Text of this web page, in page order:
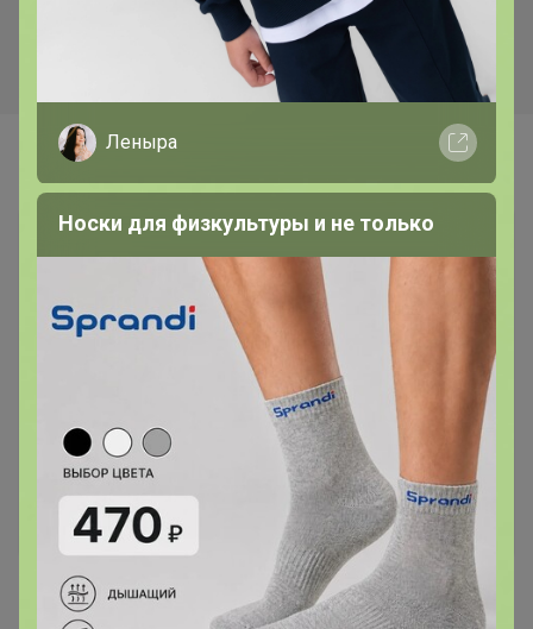
Юбка 6004/1
Самые желанные
3 240р
MIXAN 2060
2 728р
MIXAN Джемпер 2058
Леныра
Носки для физкультуры и не только